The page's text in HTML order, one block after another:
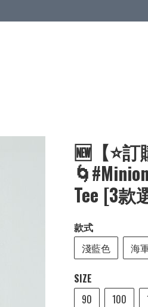
🆕【⭐
Tee [3款
款式
淺藍色
海
SIZE
90
100